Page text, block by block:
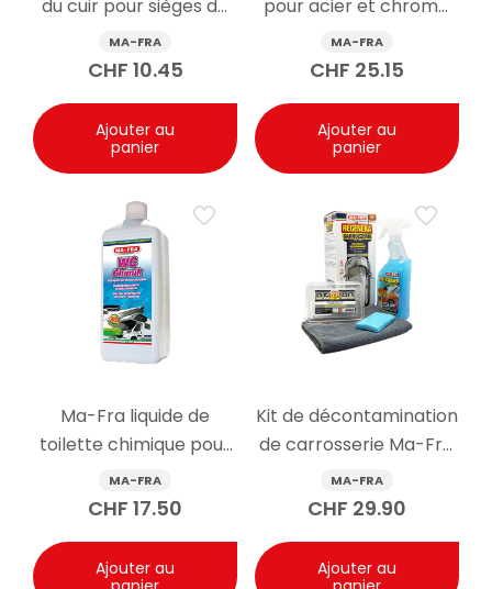
du cuir pour sièges de
voiture 500 ml
MA-FRA
CHF 10.45
Ajouter au
panier
pour acier et chrome
Flash Bright 80ml
MA-FRA
CHF 25.15
Ajouter au
panier
Ma-Fra liquide de
toilette chimique pour
camping-cars WC
Chimik 1000 ml
MA-FRA
CHF 17.50
Ajouter au
Kit de décontamination
de carrosserie Ma-Fra
Regenera
MA-FRA
CHF 29.90
Ajouter au